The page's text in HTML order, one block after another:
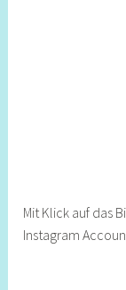
Mit Klick auf das
Instagram